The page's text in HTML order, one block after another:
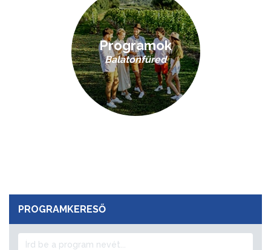
Programok
Balatonfüred
PROGRAMKERESŐ